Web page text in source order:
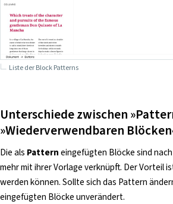
Liste der Block Patterns
Unterschiede zwischen
»Wiederverwendbaren
Die als Patterneingefügten Blöcke sind
mehr mit ihrer Vorlage verknüpft. Der Vorteil
werden können. Sollte sich das Pattern
eingefügten Blöcke unverändert.